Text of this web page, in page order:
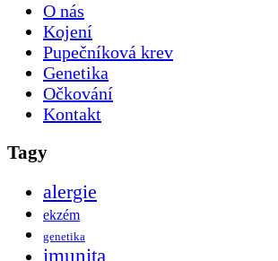
O nás
Kojení
Pupečníková krev
Genetika
Očkování
Kontakt
Tagy
alergie
ekzém
genetika
imunita